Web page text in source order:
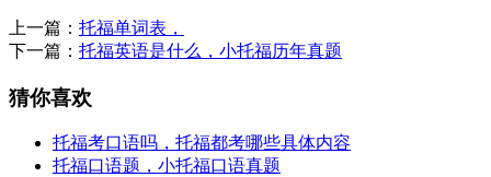
上一篇： 托福单词表，
下一篇： 托福英语是什么，小托福历年真题
猜你喜欢
托福考口语吗，托福都考哪些具体内容
托福口语题，小托福口语真题